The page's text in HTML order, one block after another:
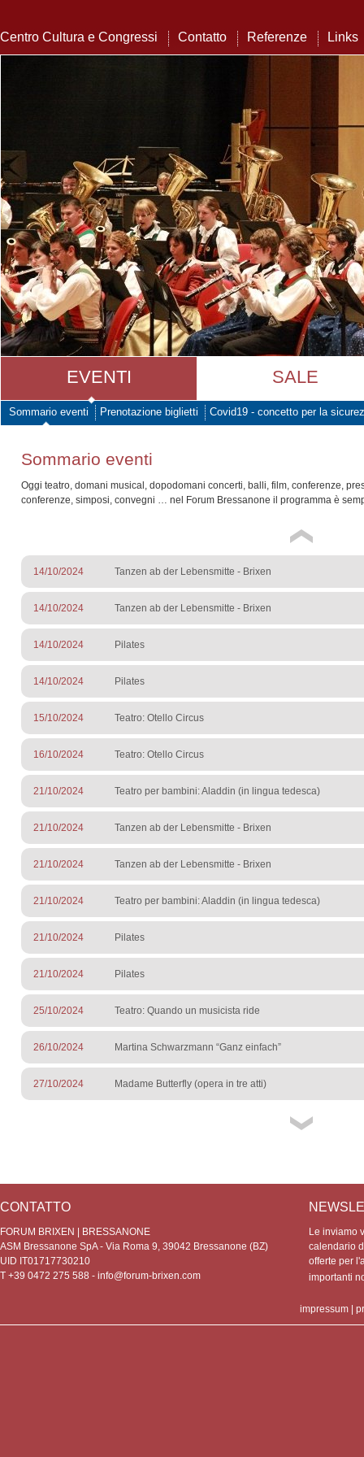
Centro Cultura e Congressi Contatto Referenze Links
EVENTI SALE
Sommario eventi Prenotazione biglietti Covid19 - concetto per la
Sommario eventi
Oggi teatro, domani musical, dopodomani concerti, balli, film, conferenze,
conferenze, simposi, convegni … nel Forum Bressanone il programma è
14/10/2024 Tanzen ab der Lebensmitte - Brixen
14/10/2024 Tanzen ab der Lebensmitte - Brixen
14/10/2024 Pilates
14/10/2024 Pilates
15/10/2024 Teatro: Otello Circus
16/10/2024 Teatro: Otello Circus
21/10/2024 Teatro per bambini: Aladdin (in lingua tedesca)
21/10/2024 Tanzen ab der Lebensmitte - Brixen
21/10/2024 Tanzen ab der Lebensmitte - Brixen
21/10/2024 Teatro per bambini: Aladdin (in lingua tedesca)
21/10/2024 Pilates
21/10/2024 Pilates
25/10/2024 Teatro: Quando un musicista ride
26/10/2024 Martina Schwarzmann “Ganz einfach”
27/10/2024 Madame Butterfly (opera in tre atti)
CONTATTO
FORUM BRIXEN | BRESSANONE
ASM Bressanone SpA - Via Roma 9, 39042 Bressanone (BZ)
UID IT01717730210
T +39 0472 275 588 - info@forum-brixen.com
Le inviamo
calendario
offerte per
importanti
impressum